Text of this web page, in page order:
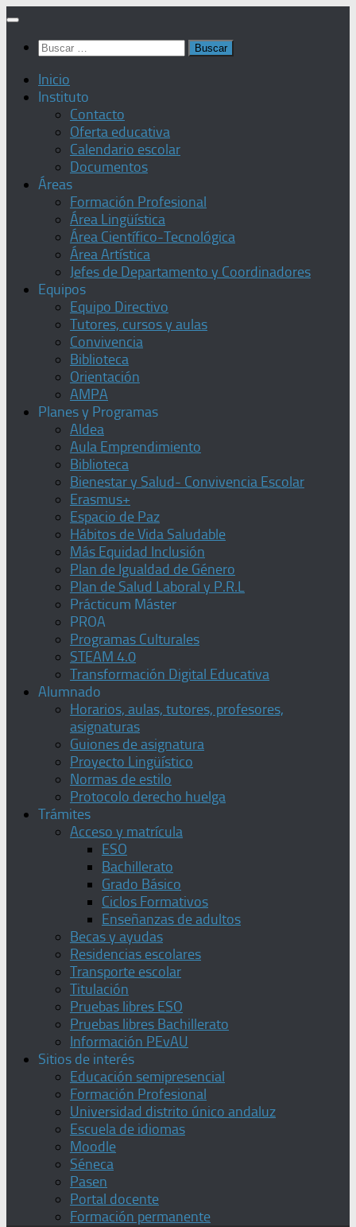
Saltar
contenido
Buscar:
Inicio
Instituto
Contacto
Oferta educativa
Calendario escolar
Documentos
Áreas
Formación Profesional
Área Lingüística
Área Científico-Tecnológica
Área Artística
Jefes de Departamento y Coordinadores
Equipos
Equipo Directivo
Tutores, cursos y aulas
Convivencia
Biblioteca
Orientación
AMPA
Planes y Programas
Aldea
Aula Emprendimiento
Biblioteca
Bienestar y Salud- Convivencia Escolar
Erasmus+
Espacio de Paz
Hábitos de Vida Saludable
Más Equidad Inclusión
Plan de Igualdad de Género
Plan de Salud Laboral y P.R.L
Prácticum Máster
PROA
Programas Culturales
STEAM 4.0
Transformación Digital Educativa
Alumnado
Horarios, aulas, tutores, profesores,
asignaturas
Guiones de asignatura
Proyecto Lingüístico
Normas de estilo
Protocolo derecho huelga
Trámites
Acceso y matrícula
ESO
Bachillerato
Grado Básico
Ciclos Formativos
Enseñanzas de adultos
Becas y ayudas
Residencias escolares
Transporte escolar
Titulación
Pruebas libres ESO
Pruebas libres Bachillerato
Información PEvAU
Sitios de interés
Educación semipresencial
Formación Profesional
Universidad distrito único andaluz
Escuela de idiomas
Moodle
Séneca
Pasen
Portal docente
Formación permanente